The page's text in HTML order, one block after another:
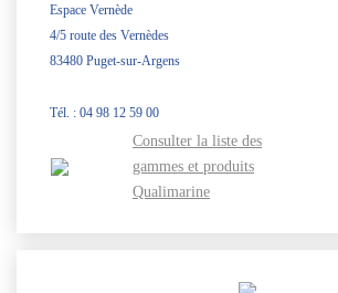
Espace Vernède
4/5 route des Vernèdes
83480 Puget-sur-Argens
Tél. : 04 98 12 59 00
Consulter la liste des
gammes et produits
Qualimarine